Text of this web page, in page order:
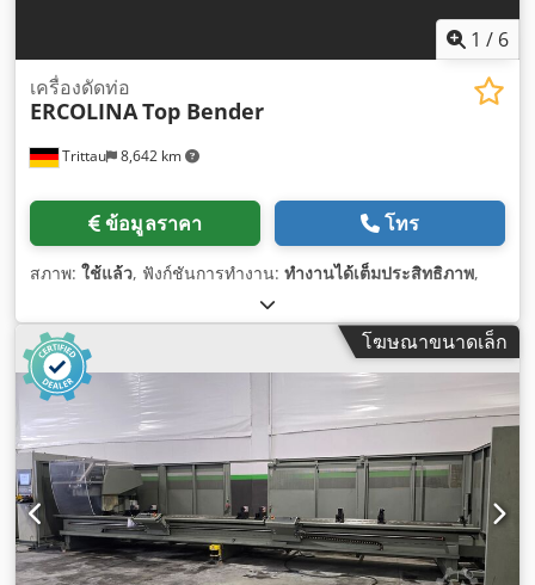
1 / 6
Trittau 8,642 km
เครื่องดัดท่อ
ERCOLINATop Bender
ข้อมูลราคา โทร
สภาพ: ใช้แล้ว, ฟังก์ชันการทำงาน: ทำงานได้เต็มประสิทธิภาพ,
โฆษณาขนาดเล็ก